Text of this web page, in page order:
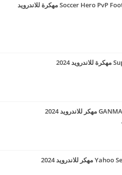
تحميل Soccer Hero PvP Football Game مهكرة للاندرويد